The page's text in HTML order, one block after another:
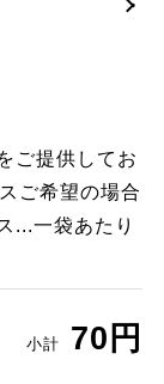
ご提供してお
ご希望の場合
...一袋あたり
小計 70円